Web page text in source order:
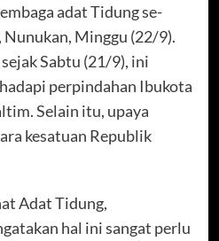
adat Tidung se-
Minggu (22/9).
Sabtu (21/9), ini
perpindahan Ibukota
Selain itu, upaya
kesatuan Republik
Adat Tidung,
hal ini sangat perlu